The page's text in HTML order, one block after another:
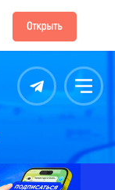
Контакты Меню